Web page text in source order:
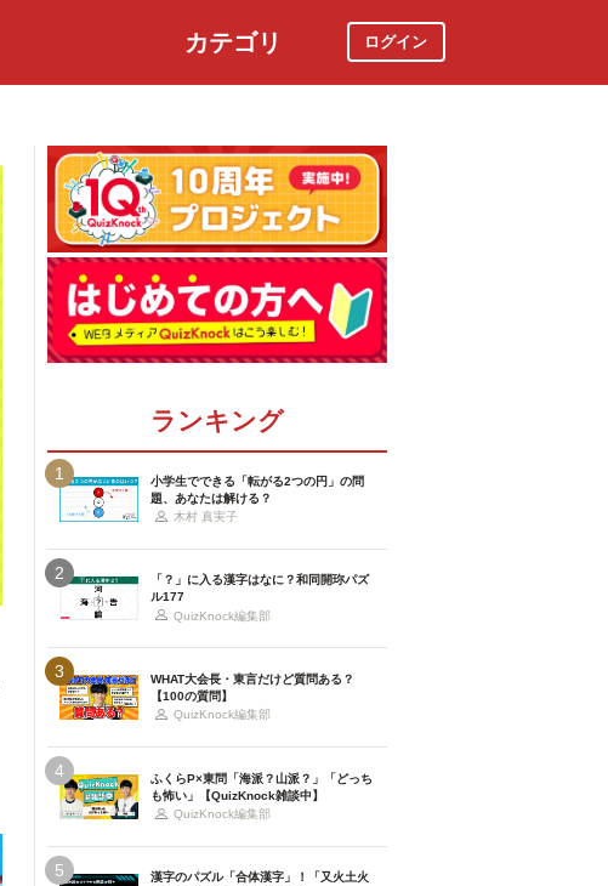
カテゴリ ログイン
ランキング
1
小学生でできる「転がる2つの円」の問
題、あなたは解ける？
木村 真実子
2
「？」に入る漢字はなに？和同開珎パズ
ル177
QuizKnock編集部
3
WHAT大会長・東言だけど質問ある？
【100の質問】
QuizKnock編集部
4
ふくらP×東問「海派？山派？」「どっち
も怖い」【QuizKnock雑談中】
QuizKnock編集部
5
漢字のパズル「合体漢字」！「又火土火